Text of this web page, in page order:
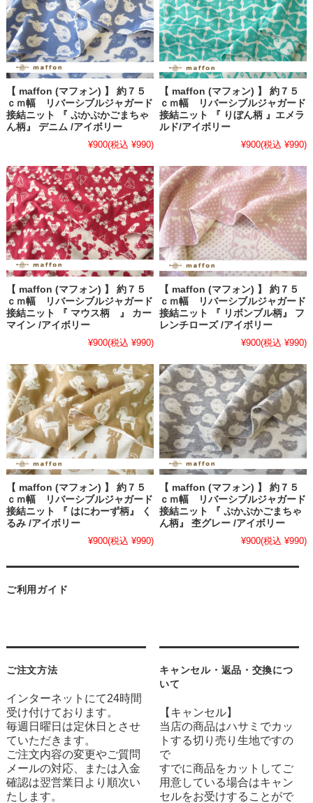
【 maffon (マフォン) 】 約７５
ｃｍ幅 リバーシブルジャガード
接結ニット 『 ぷかぷかごまちゃ
ん柄』 デニム /アイボリー
¥900(税込 ¥990)
【 maffon (マフォン) 】 約７５
ｃｍ幅 リバーシブルジャガード
接結ニット 『 りぼん柄 』エメラ
ルド/アイボリー
¥900(税込 ¥990)
【 maffon (マフォン) 】 約７５
ｃｍ幅 リバーシブルジャガード
接結ニット 『 マウス柄 』 カー
マイン /アイボリー
¥900(税込 ¥990)
【 maffon (マフォン) 】 約７５
ｃｍ幅 リバーシブルジャガード
接結ニット 『 リボンブル柄』 フ
レンチローズ /アイボリー
¥900(税込 ¥990)
【 maffon (マフォン) 】 約７５
ｃｍ幅 リバーシブルジャガード
接結ニット 『 はにわーず柄』 く
るみ /アイボリー
¥900(税込 ¥990)
【 maffon (マフォン) 】 約７５
ｃｍ幅 リバーシブルジャガード
接結ニット 『 ぷかぷかごまちゃ
ん柄』 杢グレー /アイボリー
¥900(税込 ¥990)
ご利用ガイド
ご注文方法
インターネットにて24時間
受け付けております。
毎週日曜日は定休日とさせ
ていただきます。
ご注文内容の変更やご質問
メールの対応、または入金
確認は翌営業日より順次い
たします。
キャンセル・返品・交換につ
いて
【キャンセル】
当店の商品はハサミでカッ
トする切り売り生地ですの
で
すでに商品をカットしてご
用意している場合はキャン
セルをお受けすることがで